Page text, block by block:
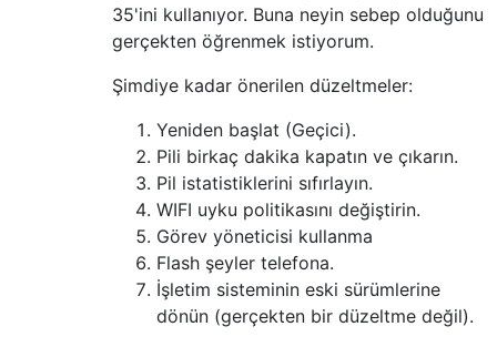
35'ini kullanıyor. Buna neyin sebep olduğunu
gerçekten öğrenmek istiyorum.
Şimdiye kadar önerilen düzeltmeler:
Yeniden başlat (Geçici).
Pili birkaç dakika kapatın ve çıkarın.
Pil istatistiklerini sıfırlayın.
WIFI uyku politikasını değiştirin.
Görev yöneticisi kullanma
Flash şeyler telefona.
İşletim sisteminin eski sürümlerine
dönün (gerçekten bir düzeltme değil).